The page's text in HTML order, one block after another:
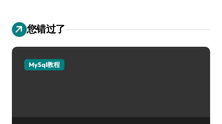
您错过了
MySql教程